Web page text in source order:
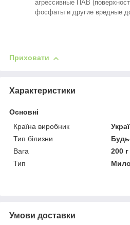
агрессивные ПАВ
фосфаты и другие вредные
Приховати
Характеристики
Основні
Країна виробник
Тип білизни
Вага
200 г
Тип
Мило
Умови доставки